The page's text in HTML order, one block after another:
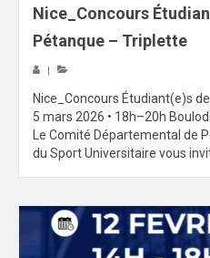
FEMINISATION
SPORTS CO
SPORTS CO –
SPORTS CO –
SPORTS IND
COMPETITIONS
Qualification
Nice_Concours
Pétanque – Triplette
|
Nice_Concours Étudiant(e)s
5 mars 2026 • 18h–20h
Le Comité Départemental de
du Sport Universitaire vous